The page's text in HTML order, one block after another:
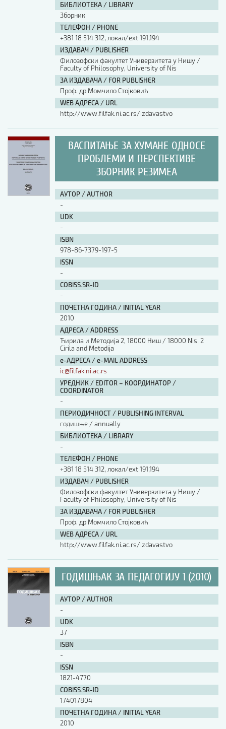
АУТОР / AUTHOR
ISBN
БИБЛИОТЕКА / LIBRARY
Зборник
ТЕЛЕФОН / PHONE
+381 18 514 312, локал/ext 191,194
ИЗДАВАЧ / PUBLISHER
Филозофски факултет Универзитета у Нишу /
Faculty of Philosophy, University of Nis
ЗА ИЗДАВАЧА / FOR PUBLISHER
Проф. др Момчило Стојковић
WEB АДРЕСА / URL
http://www.filfak.ni.ac.rs/izdavastvo
ВАСПИТАЊЕ ЗА ХУМАНЕ ОДНОСЕ
ПРОБЛЕМИ И ПЕРСПЕКТИВЕ
ЗБОРНИК РЕЗИМЕА
АУТОР / AUTHOR
-
UDK
-
ISBN
978-86-7379-197-5
ISSN
-
COBISS.SR-ID
-
ПОЧЕТНА ГОДИНА / INITIAL YEAR
2010
АДРЕСА / ADDRESS
Ћирила и Методија 2, 18000 Ниш / 18000 Nis, 2
Cirila and Metodija
е-АДРЕСА / e-MAIL ADDRESS
ic@filfak.ni.ac.rs
УРЕДНИК / EDITOR – КООРДИНАТОР /
COORDINATOR
-
ПЕРИОДИЧНОСТ / PUBLISHING INTERVAL
годишње / annually
БИБЛИОТЕКА / LIBRARY
-
ТЕЛЕФОН / PHONE
+381 18 514 312, локал/ext 191,194
ИЗДАВАЧ / PUBLISHER
Филозофски факултет Универзитета у Нишу /
Faculty of Philosophy, University of Nis
ЗА ИЗДАВАЧА / FOR PUBLISHER
Проф. др Момчило Стојковић
WEB АДРЕСА / URL
http://www.filfak.ni.ac.rs/izdavastvo
ГОДИШЊАК ЗА ПЕДАГОГИЈУ 1 (2010)
АУТОР / AUTHOR
-
UDK
37
ISBN
-
ISSN
1821-4770
COBISS.SR-ID
174017804
ПОЧЕТНА ГОДИНА / INITIAL YEAR
2010